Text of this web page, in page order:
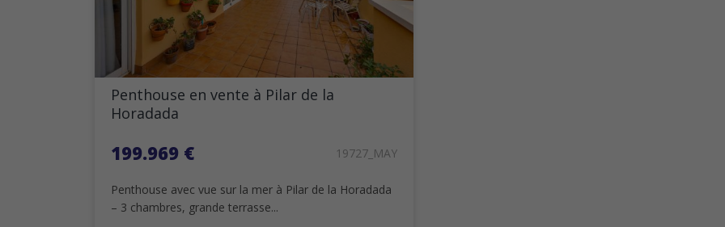
Penthouse en vente à Pilar de la
Horadada
199.969 € 19727_MAY
Penthouse avec vue sur la mer à Pilar de la Horadada
– 3 chambres, grande terrasse...